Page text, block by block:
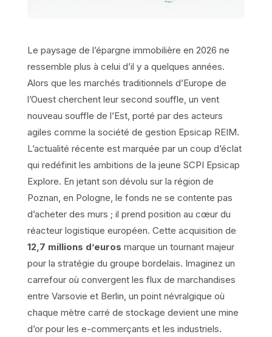
Le paysage de l’épargne immobilière en 2026 ne
ressemble plus à celui d’il y a quelques années.
Alors que les marchés traditionnels d’Europe de
l’Ouest cherchent leur second souffle, un vent
nouveau souffle de l’Est, porté par des acteurs
agiles comme la société de gestion Epsicap REIM.
L’actualité récente est marquée par un coup d’éclat
qui redéfinit les ambitions de la jeune SCPI Epsicap
Explore. En jetant son dévolu sur la région de
Poznan, en Pologne, le fonds ne se contente pas
d’acheter des murs ; il prend position au cœur du
réacteur logistique européen. Cette acquisition de
12,7 millions d’euros marque un tournant majeur
pour la stratégie du groupe bordelais. Imaginez un
carrefour où convergent les flux de marchandises
entre Varsovie et Berlin, un point névralgique où
chaque mètre carré de stockage devient une mine
d’or pour les e-commerçants et les industriels.